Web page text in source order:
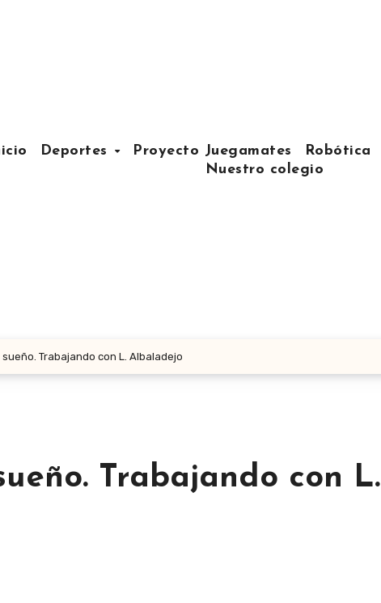
Deportes Proyecto Juegamates Robótica
Nuestro colegio
Trabajando con L. Albaladejo
Trabajando con L.